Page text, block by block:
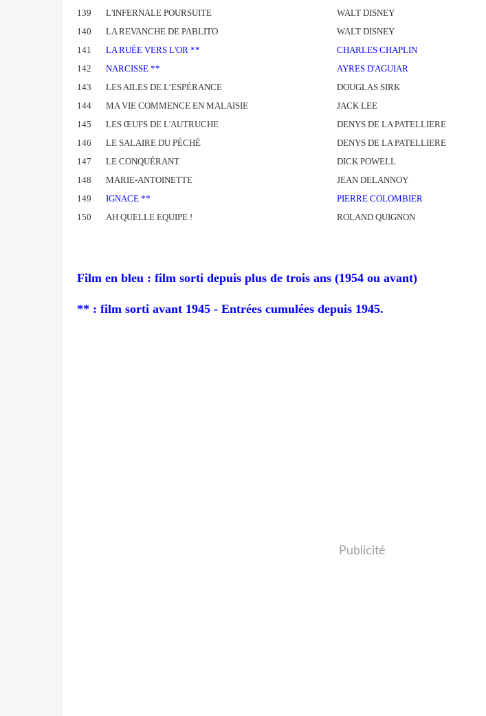
139
L'INFERNALE POURSUITE WALT DISNEY
140
LA REVANCHE DE PABLITO WALT DISNEY
141
LA RUÉE VERS L'OR ** CHARLES CHAPLIN
142
NARCISSE ** AYRES D'AGUIAR
143
LES AILES DE L’ESPÉRANCE DOUGLAS SIRK
144
MA VIE COMMENCE EN MALAISIE JACK LEE
145
LES ŒUFS DE L'AUTRUCHE DENYS DE LA PATELLIERE
146
LE SALAIRE DU PÉCHÉ DENYS DE LA PATELLIERE
147
LE CONQUÉRANT DICK POWELL
148
MARIE-ANTOINETTE JEAN DELANNOY
149
IGNACE ** PIERRE COLOMBIER
150
AH QUELLE EQUIPE ! ROLAND QUIGNON
Film en bleu : film sorti depuis plus de trois ans (1954 ou avant)
** : film sorti avant 1945 - Entrées cumulées depuis 1945.
Publicité